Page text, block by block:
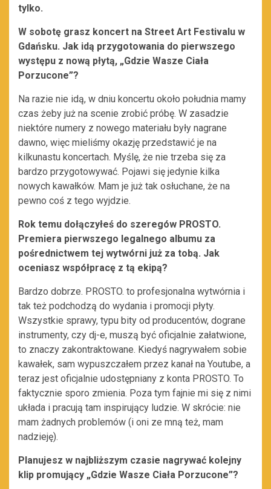
tylko.
W sobotę grasz koncert na Street Art Festivalu w
Gdańsku. Jak idą przygotowania do pierwszego
występu z nową płytą, „Gdzie Wasze Ciała
Porzucone”?
Na razie nie idą, w dniu koncertu około południa mamy
czas żeby już na scenie zrobić próbę. W zasadzie
niektóre numery z nowego materiału były nagrane
dawno, więc mieliśmy okazję przedstawić je na
kilkunastu koncertach. Myślę, że nie trzeba się za
bardzo przygotowywać. Pojawi się jedynie kilka
nowych kawałków. Mam je już tak osłuchane, że na
pewno coś z tego wyjdzie.
Rok temu dołączyłeś do szeregów PROSTO.
Premiera pierwszego legalnego albumu za
pośrednictwem tej wytwórni już za tobą. Jak
oceniasz współpracę z tą ekipą?
Bardzo dobrze. PROSTO. to profesjonalna wytwórnia i
tak też podchodzą do wydania i promocji płyty.
Wszystkie sprawy, typu bity od producentów, dograne
instrumenty, czy dj-e, muszą być oficjalnie załatwione,
to znaczy zakontraktowane. Kiedyś nagrywałem sobie
kawałek, sam wypuszczałem przez kanał na Youtube, a
teraz jest oficjalnie udostępniany z konta PROSTO. To
faktycznie sporo zmienia. Poza tym fajnie mi się z nimi
układa i pracują tam inspirujący ludzie. W skrócie: nie
mam żadnych problemów (i oni ze mną też, mam
nadzieję).
Planujesz w najbliższym czasie nagrywać kolejny
klip promujący „Gdzie Wasze Ciała Porzucone”?